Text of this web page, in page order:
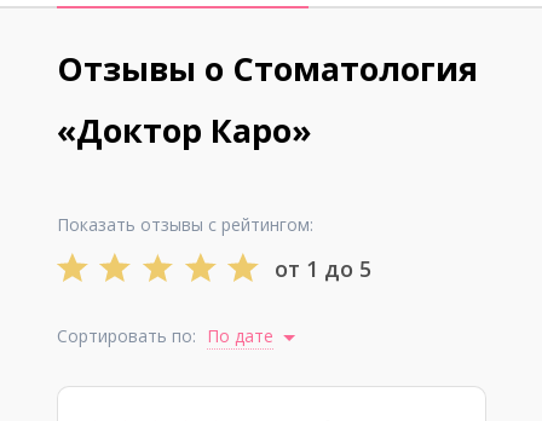
Отзывы о Стоматология
«Доктор Каро»
Показать отзывы с рейтингом:
от 1 до 5
Сортировать по: По дате